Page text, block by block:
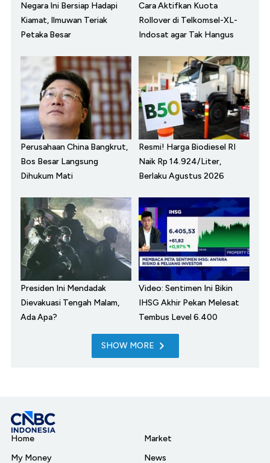
Negara Ini Bersiap Hadapi
Kiamat, Ilmuwan Teriak
Petaka Besar
Cara Aktifkan Kuota
Rollover di Telkomsel-XL-
Indosat agar Tak Hangus
Perusahaan China Bangkrut,
Bos Besar Langsung
Dihukum Mati
Resmi! Harga Biodiesel RI
Naik Rp 14.924/Liter,
Berlaku Agustus 2026
Presiden Ini Mendadak
Dievakuasi Tengah Malam,
Ada Apa?
Video: Sentimen Ini Bikin
IHSG Akhir Pekan Melesat
Tembus Level 6.400
SHOW MORE
Home
My Money
Market
News